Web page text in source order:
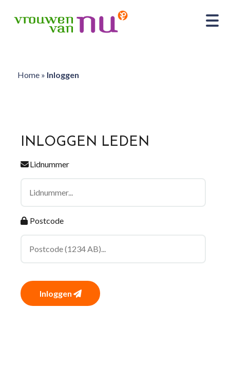
Home» Inloggen
INLOGGEN LEDEN
Lidnummer
Postcode
Inloggen